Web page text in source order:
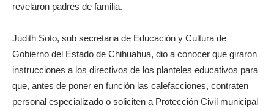
revelaron padres de familia.
Judith Soto, sub secretaria de Educación y Cultura de
Gobierno del Estado de Chihuahua, dio a conocer que giraron
instrucciones a los directivos de los planteles educativos para
que, antes de poner en función las calefacciones, contraten
personal especializado o soliciten a Protección Civil municipal